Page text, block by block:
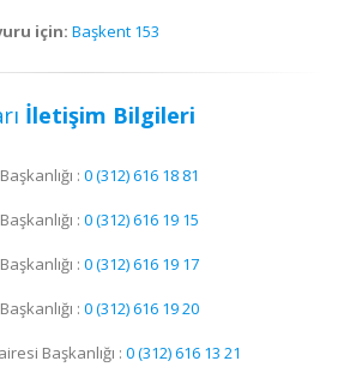
için: Başkent 153
İletişim Bilgileri
: 0 (312) 616 18 81
: 0 (312) 616 19 15
: 0 (312) 616 19 17
: 0 (312) 616 19 20
Başkanlığı : 0 (312) 616 13 21